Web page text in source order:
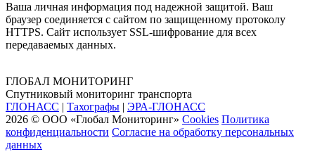
Ваша личная информация под надежной защитой. Ваш
браузер соединяется с сайтом по защищенному протоколу
HTTPS. Сайт использует SSL-шифрование для всех
передаваемых данных.
ГЛОБАЛ МОНИТОРИНГ
Спутниковый мониторинг транспорта
ГЛОНАСС | Тахографы | ЭРА-ГЛОНАСС
2026 © ООО «Глобал Мониторинг» Cookies Политика
конфиденциальности Согласие на обработку персональных
данных